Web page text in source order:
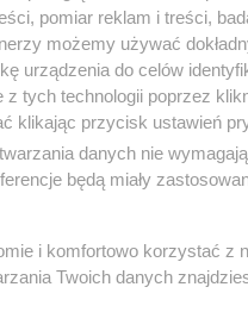
z 29 na 30 marca.
która wprowadzona
pomiar reklam i treści,
możemy używać
urządzenia do celów
tych technologii poprzez
klikając przycisk ustawień
danych nie
będą miały
i komfortowo korzystać z
Twoich danych